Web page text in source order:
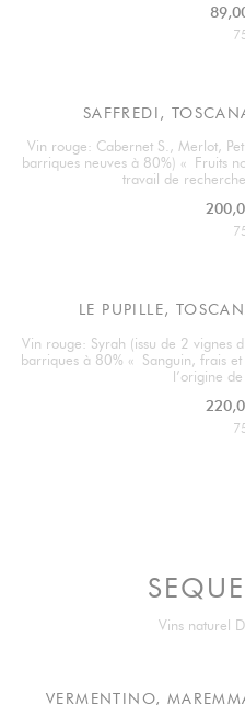
SAFFREDI,
Vin rouge: Cabernet S., Merlot,
barriques neuves à 80%) « Fruits
travail de
LE PUPILLE,
Vin rouge: Syrah (issu de 2 vignes
barriques à 80% « Sanguin, frais
l’origine
Vins naturel
VERMENTINO,